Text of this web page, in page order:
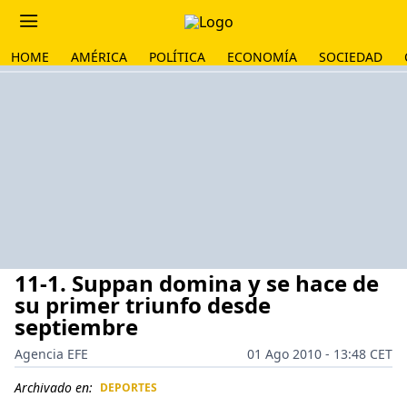
HOME AMÉRICA POLÍTICA ECONOMÍA SOCIEDAD
11-1. Suppan domina y se hace de
su primer triunfo desde
septiembre
Agencia EFE
01 Ago 2010 - 13:48 CET
Archivado en: DEPORTES